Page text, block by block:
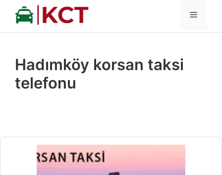
İçeriğe
MENÜ
Hadımköy korsan taksi
telefonu